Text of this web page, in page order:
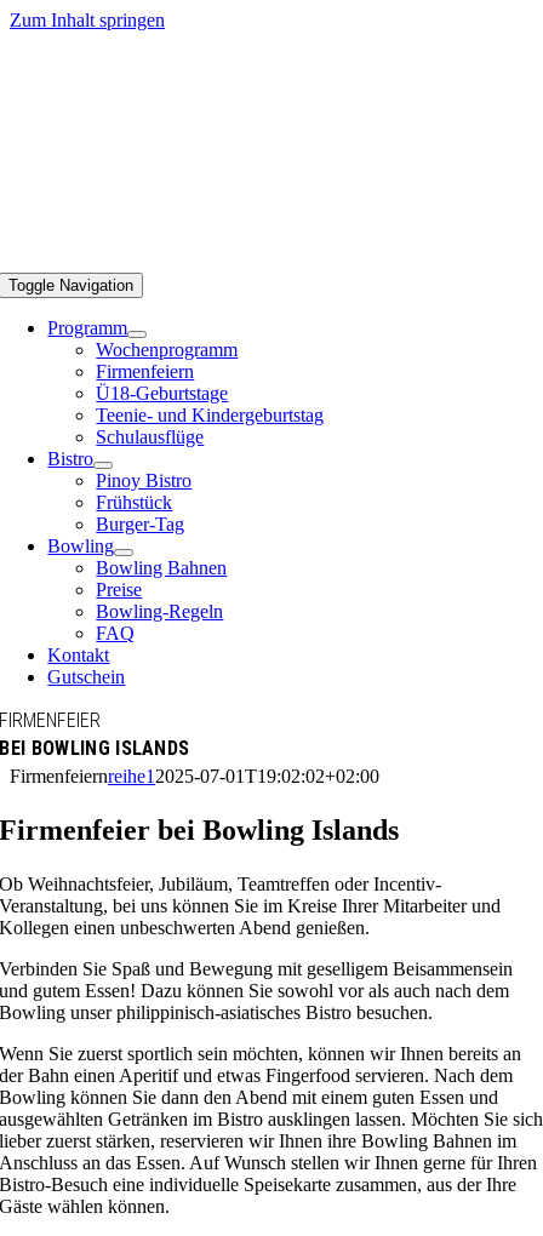
Zum Inhalt springen
Toggle Navigation
Programm
Wochenprogramm
Firmenfeiern
Ü18-Geburtstage
Teenie- und Kindergeburtstag
Schulausflüge
Bistro
Pinoy Bistro
Frühstück
Burger-Tag
Bowling
Bowling Bahnen
Preise
Bowling-Regeln
FAQ
Kontakt
Gutschein
FIRMENFEIER
BEI BOWLING ISLANDS
Firmenfeiernreihe1 2025-07-01T19:02:02+02:00
Firmenfeier bei Bowling Islands
Ob Weihnachtsfeier, Jubiläum, Teamtreffen oder Incentiv-
Veranstaltung, bei uns können Sie im Kreise Ihrer Mitarbeiter und
Kollegen einen unbeschwerten Abend genießen.
Verbinden Sie Spaß und Bewegung mit geselligem Beisammensein
und gutem Essen! Dazu können Sie sowohl vor als auch nach dem
Bowling unser philippinisch-asiatisches Bistro besuchen.
Wenn Sie zuerst sportlich sein möchten, können wir Ihnen bereits an
der Bahn einen Aperitif und etwas Fingerfood servieren. Nach dem
Bowling können Sie dann den Abend mit einem guten Essen und
ausgewählten Getränken im Bistro ausklingen lassen. Möchten Sie sich
lieber zuerst stärken, reservieren wir Ihnen ihre Bowling Bahnen im
Anschluss an das Essen. Auf Wunsch stellen wir Ihnen gerne für Ihren
Bistro-Besuch eine individuelle Speisekarte zusammen, aus der Ihre
Gäste wählen können.